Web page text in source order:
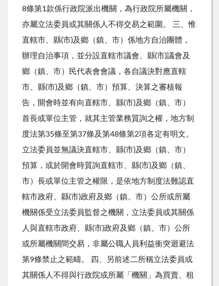
8條第1款係行政院派出機關，為行政院所屬機關，
亦屬立法委員或其關係人不得交易之範圍。 三、惟
直轄市、縣(市)及鄉（鎮、市）係地方自治團體，
辦理自治事項，並分設直轄市議會、縣(市)議會及
鄉（鎮、市）民代表會會議，各自議決對應直轄
市、縣(市)及鄉（鎮、市）預算、決算之審核報
告，開會時並有向直轄市、縣(市)及鄉（鎮、市）
首長或單位主管，就其主管業務質詢之權，地方制
度法第35條至第37條及第48條第2項各定有明文。
立法委員並無議決直轄市、縣(市)及鄉（鎮、市）
預算，或於開會時質詢直轄市、縣(市)及鄉（鎮、
市）長或單位主管之權限，是依地方制度法難認直
轄市政府、縣(市)政府及鄉（鎮、市）公所或所屬
機關係受立法委員監督之機關，立法委員或其關係
人與直轄市政府、縣(市)政府及鄉（鎮、市）公所
或所屬機關間交易，非屬公職人員利益衝突迴避法
第9條禁止之範疇。 四、另前述二所稱立法委員或
其關係人不得與行政院或所屬「機關」為買賣、租